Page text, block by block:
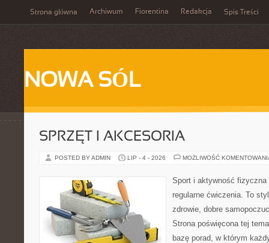
Strona główna Archiwum Fiorentina Redakcja Spis Treści
NOWA SÓL
SPRZĘT I AKCESORIA
POSTED BY ADMIN LIP - 4 - 2026 MOŻLIWOŚĆ
Sport i aktywność
regularne ćwiczenia. To
zdrowie, dobre
Strona poświęcona tej
bazę porad, w którym